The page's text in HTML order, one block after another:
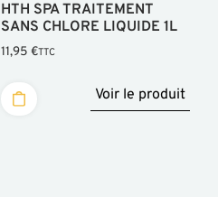
HTH SPA TRAITEMENT
SANS CHLORE LIQUIDE 1L
11,95 €TTC
Voir le produit